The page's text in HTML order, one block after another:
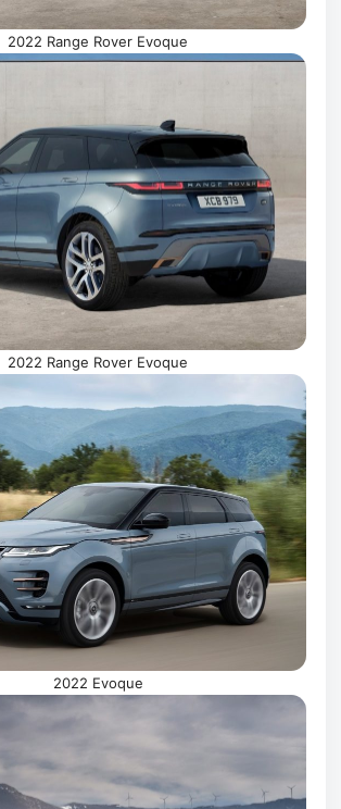
2022 Range Rover Evoque
2022 Range Rover Evoque
2022 Evoque